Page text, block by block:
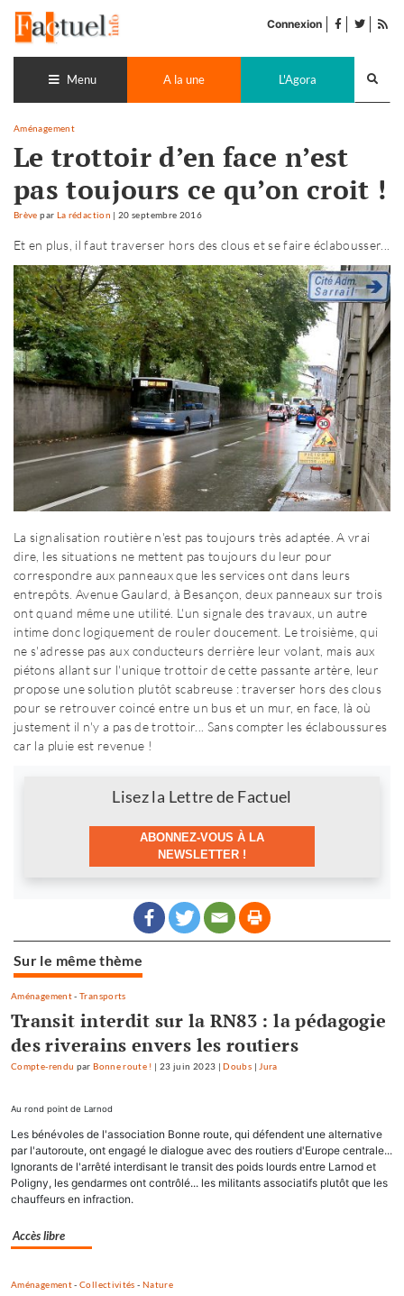
contenu
Connexion facebook
twitter
Menu A la une L'Agora
Aménagement
Le trottoir d’en face n’est
pas toujours ce qu’on croit !
Brève par La rédaction |20 septembre 2016
Et en plus, il faut traverser hors des clous et se faire éclabousser...
La signalisation routière n'est pas toujours très adaptée. A vrai
dire, les situations ne mettent pas toujours du leur pour
correspondre aux panneaux que les services ont dans leurs
entrepôts. Avenue Gaulard, à Besançon, deux panneaux sur trois
ont quand même une utilité. L'un signale des travaux, un autre
intime donc logiquement de rouler doucement. Le troisième, qui
ne s'adresse pas aux conducteurs derrière leur volant, mais aux
piétons allant sur l'unique trottoir de cette passante artère, leur
propose une solution plutôt scabreuse : traverser hors des clous
pour se retrouver coincé entre un bus et un mur, en face, là où
justement il n'y a pas de trottoir... Sans compter les éclaboussures
car la pluie est revenue !
Lisez la Lettre de Factuel
ABONNEZ-VOUS À LA
NEWSLETTER !
Sur le même thème
Aménagement-Transports
Transit interdit sur la RN83 : la pédagogie
des riverains envers les routiers
Compte-rendu parBonne route ! | 23 juin 2023 |Doubs | Jura
Au rond point de Larnod
Les bénévoles de l'association Bonne route, qui défendent une alternative
par l'autoroute, ont engagé le dialogue avec des routiers d'Europe centrale...
Ignorants de l'arrêté interdisant le transit des poids lourds entre Larnod et
Poligny, les gendarmes ont contrôlé... les militants associatifs plutôt que les
chauffeurs en infraction.
Accès libre
Aménagement-Collectivités - Nature